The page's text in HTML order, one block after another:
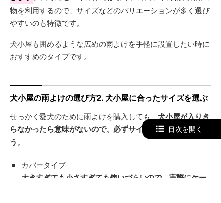
物を利用するので、サイズなどのバリエーションが多く選び
やすいのも特徴です。
犬小屋も囲めるような広めの雨よけを手軽に設置したい時に
おすすめのタイプです。
犬小屋の雨よけの選び方2. 犬小屋に合ったサイズを選ぶ
せっかく愛犬のために雨よけを購入しても、 犬小屋が入りき
らなかったら意味がないので、必ずサイズを確認しましょ
う 。
カバータイプ
大きすぎても小さすぎても使いづらいので、実際にケー
目次を開く